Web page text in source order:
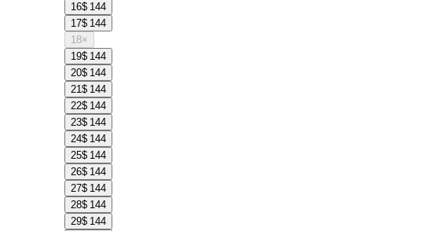
16$ 144
17$ 144
18×
19$ 144
20$ 144
21$ 144
22$ 144
23$ 144
24$ 144
25$ 144
26$ 144
27$ 144
28$ 144
29$ 144